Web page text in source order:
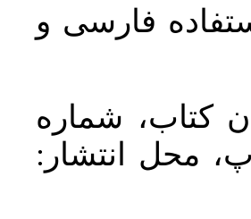
فارسی و
کتاب، شماره
محل انتشار: